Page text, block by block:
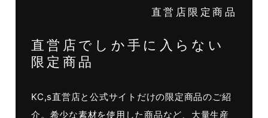
直営店限定商品
直営店でしか手に入らない
限定商品
KC,s直営店と公式サイトだけの限定商品のご紹
介。希少な素材を使用した商品など、大量生産